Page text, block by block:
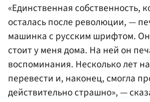
«Единственная собственность,
осталась после революции, —
машинка с русским шрифтом.
стоит у меня дома. На ней он
воспоминания. Несколько лет
перевести и, наконец, смогла
действительно страшно», —